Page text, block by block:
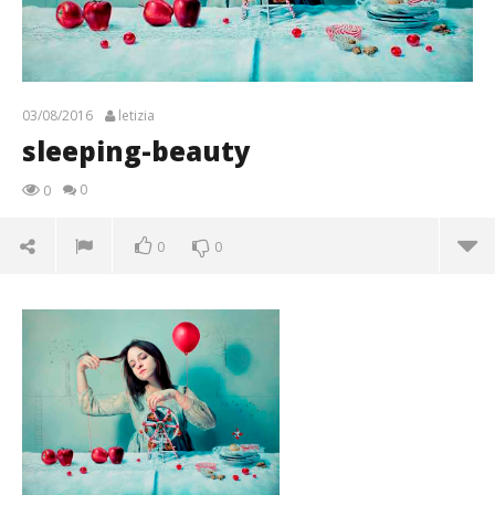
03/08/2016 letizia
sleeping-beauty
0 0
0 0
letizia